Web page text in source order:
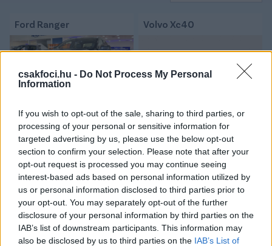
csakfoci.hu - Do Not Process My Personal
Information
If you wish to opt-out of the sale, sharing to third parties, or
processing of your personal or sensitive information for
targeted advertising by us, please use the below opt-out
section to confirm your selection. Please note that after your
opt-out request is processed you may continue seeing
interest-based ads based on personal information utilized by
us or personal information disclosed to third parties prior to
your opt-out. You may separately opt-out of the further
disclosure of your personal information by third parties on the
IAB’s list of downstream participants. This information may
also be disclosed by us to third parties on the IAB’s List of
Ford Ranger
Szín:
Üzemanyag: Dízel
17 970 500 Ft
Volvo Xc40
Szín:
Üzemanyag: Benzin
14 380 000 Ft
TOVÁBBI AJÁNLATOK